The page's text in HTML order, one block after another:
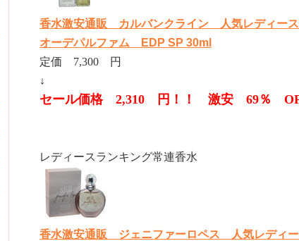
香水激安通販 カルバンクライン 人気レディー
オーデパルファム EDP SP 30ml
定価 7,300 円
↓
セール価格 2,310 円！！ 激安 69％
レディースランキング常連香水
香水激安通販 ジェニファーロペス 人気レディ